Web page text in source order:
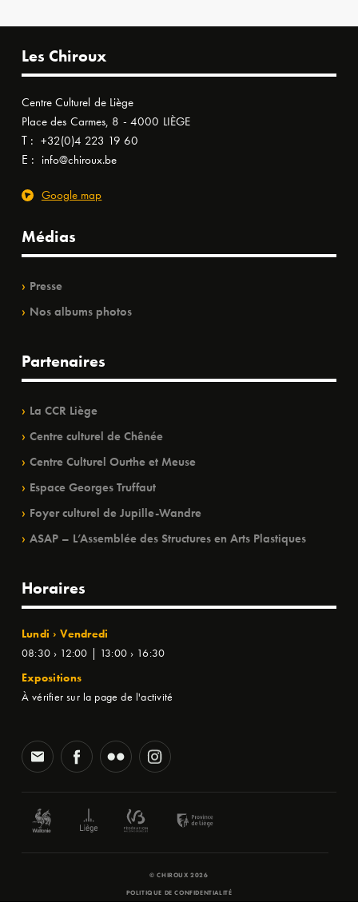
Les Chiroux
Centre Culturel de Liège
Place des Carmes, 8 - 4000 LIÈGE
T : +32(0)4 223 19 60
E : info@chiroux.be
Google map
Médias
Presse
Nos albums photos
Partenaires
La CCR Liège
Centre culturel de Chênée
Centre Culturel Ourthe et Meuse
Espace Georges Truffaut
Foyer culturel de Jupille-Wandre
ASAP – L’Assemblée des Structures en Arts Plastiques
Horaires
Lundi › Vendredi
08:30 › 12:00 | 13:00 › 16:30
Expositions
À vérifier sur la page de l'activité
© CHIROUX 2026
POLITIQUE DE CONFIDENTIALITÉ